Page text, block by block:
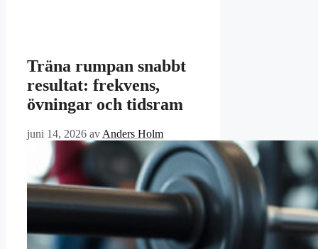
Träna rumpan snabbt
resultat: frekvens,
övningar och tidsram
juni 14, 2026 avAnders Holm